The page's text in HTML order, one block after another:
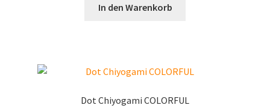
In den Warenkorb
Dot Chiyogami COLORFUL